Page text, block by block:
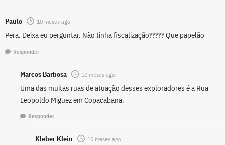
Paulo 10 meses ago
Pera. Deixa eu perguntar. Não tinha fiscalização????? Que papelão
Responder
Marcos Barbosa 10 meses ago
Uma das muitas ruas de atuação desses exploradores é a Rua
Leopoldo Miguez em Copacabana.
Responder
Kleber Klein 10 meses ago